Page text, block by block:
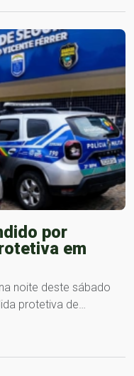
por
em
noite deste sábado
protetiva de…